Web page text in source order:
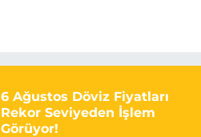
6 Ağustos Döviz Fiyatları
Rekor Seviyeden İşlem
Görüyor!